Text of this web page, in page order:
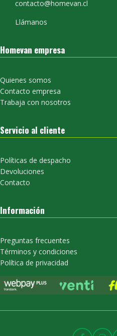
contacto@homevan.cl
Llámanos
Homevan empresa
Quienes somos
Contacto empresa
Trabaja con nosotros
Servicio al cliente
Políticas de despacho
Devoluciones
Contacto
Información
Preguntas frecuentes
Términos y condiciones
Política de privacidad